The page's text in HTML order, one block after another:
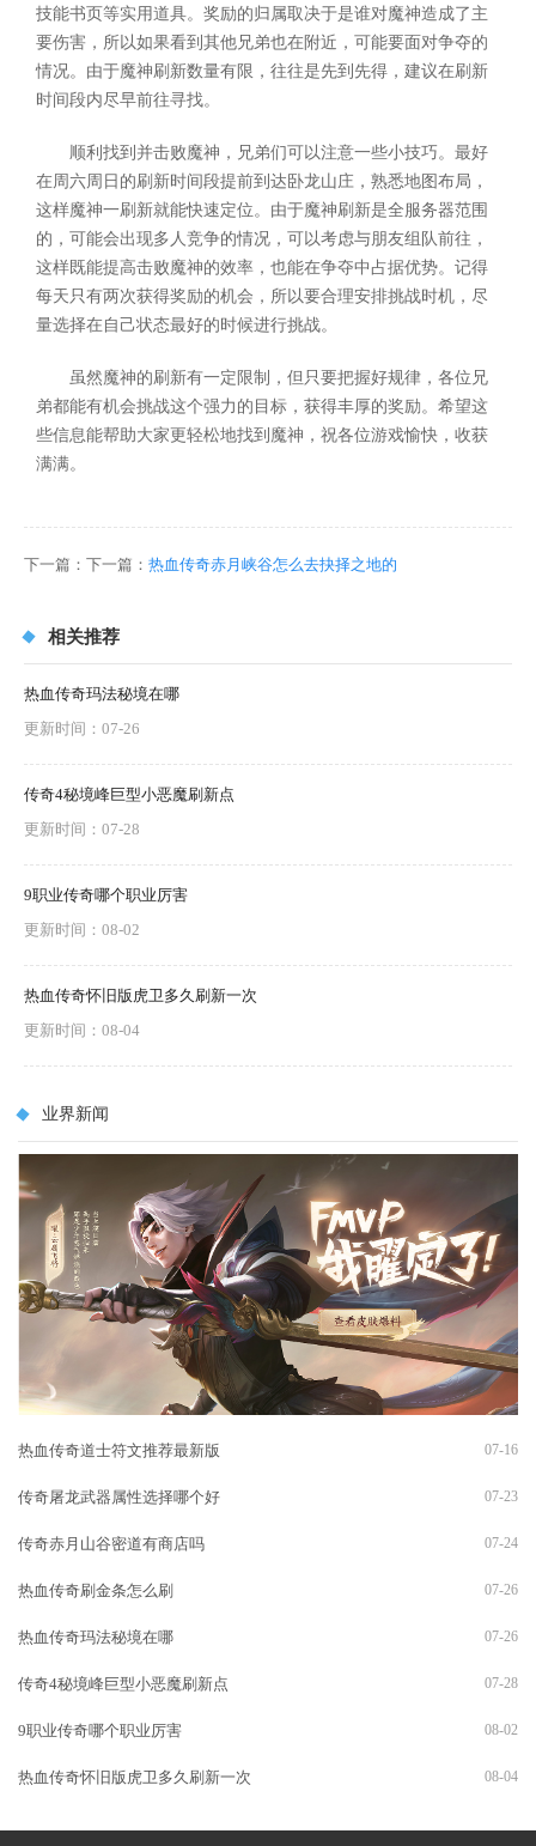
技能书页等实用道具。奖励的归属取决于是谁对魔神造成了主
要伤害，所以如果看到其他兄弟也在附近，可能要面对争夺的
情况。由于魔神刷新数量有限，往往是先到先得，建议在刷新
时间段内尽早前往寻找。
顺利找到并击败魔神，兄弟们可以注意一些小技巧。最好
在周六周日的刷新时间段提前到达卧龙山庄，熟悉地图布局，
这样魔神一刷新就能快速定位。由于魔神刷新是全服务器范围
的，可能会出现多人竞争的情况，可以考虑与朋友组队前往，
这样既能提高击败魔神的效率，也能在争夺中占据优势。记得
每天只有两次获得奖励的机会，所以要合理安排挑战时机，尽
量选择在自己状态最好的时候进行挑战。
虽然魔神的刷新有一定限制，但只要把握好规律，各位兄
弟都能有机会挑战这个强力的目标，获得丰厚的奖励。希望这
些信息能帮助大家更轻松地找到魔神，祝各位游戏愉快，收获
满满。
下一篇：下一篇： 热血传奇赤月峡谷怎么去抉择之地的
相关推荐
热血传奇玛法秘境在哪
更新时间：07-26
传奇4秘境峰巨型小恶魔刷新点
更新时间：07-28
9职业传奇哪个职业厉害
更新时间：08-02
热血传奇怀旧版虎卫多久刷新一次
更新时间：08-04
业界新闻
热血传奇道士符文推荐最新版 07-16
传奇屠龙武器属性选择哪个好 07-23
传奇赤月山谷密道有商店吗 07-24
热血传奇刷金条怎么刷 07-26
热血传奇玛法秘境在哪 07-26
传奇4秘境峰巨型小恶魔刷新点 07-28
9职业传奇哪个职业厉害 08-02
热血传奇怀旧版虎卫多久刷新一次 08-04